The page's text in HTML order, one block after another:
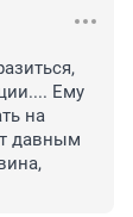
Ему
на
давным